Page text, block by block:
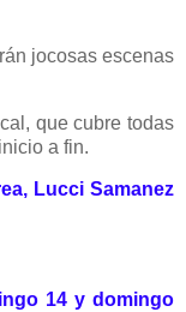
jocosas escenas
que cubre todas
a fin.
Lucci Samanez
14 y domingo